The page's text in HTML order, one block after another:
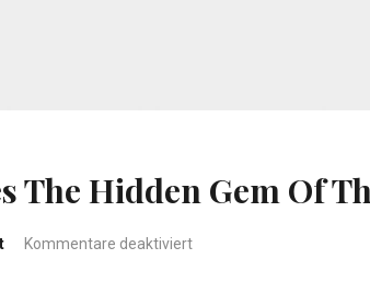
The Hidden Gem Of
Kommentare deaktiviertfür Les Houches The